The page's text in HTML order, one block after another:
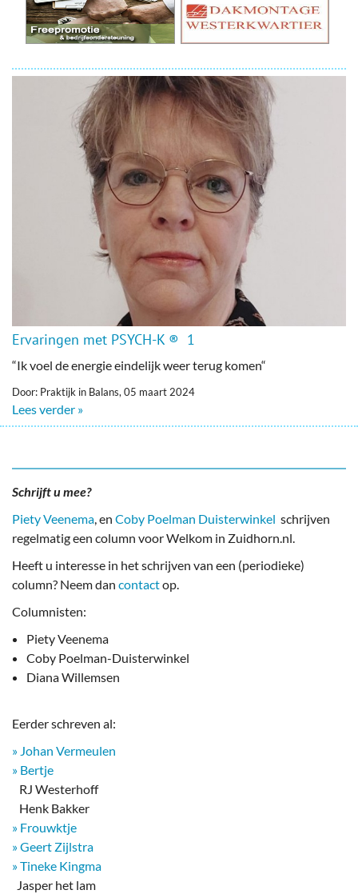
Ervaringen met PSYCH-K ® 1
“Ik voel de energie eindelijk weer terug komen“
Door: Praktijk in Balans, 05 maart 2024
Lees verder »
Schrijft u mee?
Piety Veenema, en Coby Poelman Duisterwinkel schrijven
regelmatig een column voor Welkom in Zuidhorn.nl.
Heeft u interesse in het schrijven van een (periodieke)
column? Neem dan contactop.
Columnisten:
Piety Veenema
Coby Poelman-Duisterwinkel
Diana Willemsen
Eerder schreven al:
» Johan Vermeulen
» Bertje
RJ Westerhoff
Henk Bakker
» Frouwktje
» Geert Zijlstra
» Tineke Kingma
​ Jasper het lam